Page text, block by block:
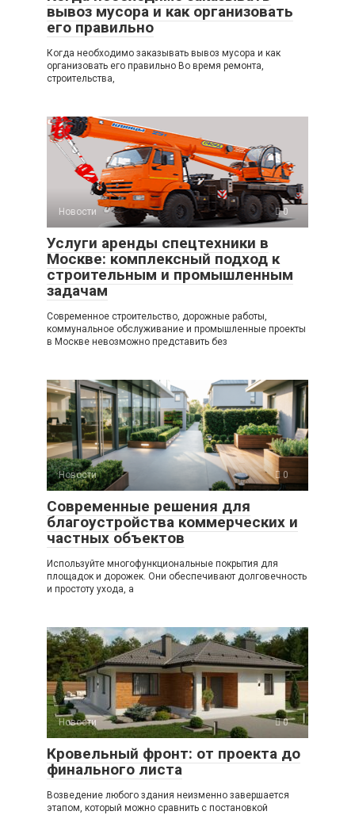
вывоз мусора и как организовать
его правильно
Когда необходимо заказывать вывоз мусора и как
организовать его правильно Во время ремонта,
строительства,
Новости 0
Услуги аренды спецтехники в
Москве: комплексный подход к
строительным и промышленным
задачам
Современное строительство, дорожные работы,
коммунальное обслуживание и промышленные проекты
в Москве невозможно представить без
Новости 0
Современные решения для
благоустройства коммерческих и
частных объектов
Используйте многофункциональные покрытия для
площадок и дорожек. Они обеспечивают долговечность
и простоту ухода, а
Новости 0
Кровельный фронт: от проекта до
финального листа
Возведение любого здания неизменно завершается
этапом, который можно сравнить с постановкой